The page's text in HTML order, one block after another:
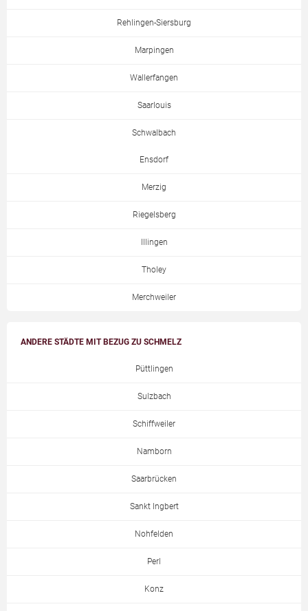
Rehlingen-Siersburg
Marpingen
Wallerfangen
Saarlouis
Schwalbach
Ensdorf
Merzig
Riegelsberg
Illingen
Tholey
Merchweiler
ANDERE STÄDTE MIT BEZUG ZU SCHMELZ
Püttlingen
Sulzbach
Schiffweiler
Namborn
Saarbrücken
Sankt Ingbert
Nohfelden
Perl
Konz